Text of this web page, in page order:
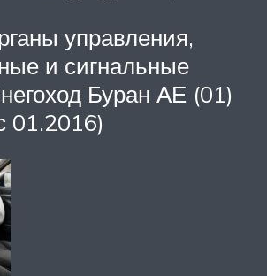
управления,
и сигнальные
Буран АЕ (01)
01.2016)